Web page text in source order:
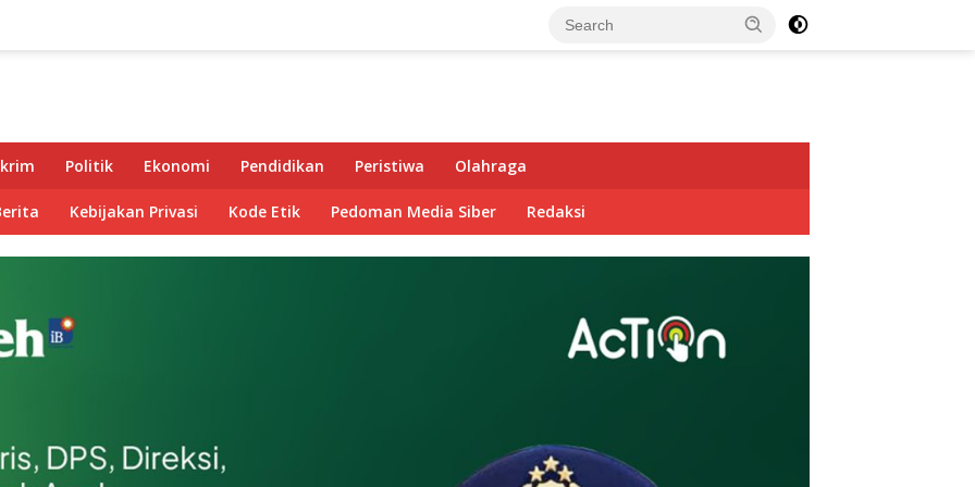
Politik Ekonomi Pendidikan Peristiwa Olahraga
Kebijakan Privasi Kode Etik Pedoman Media Siber Redaksi